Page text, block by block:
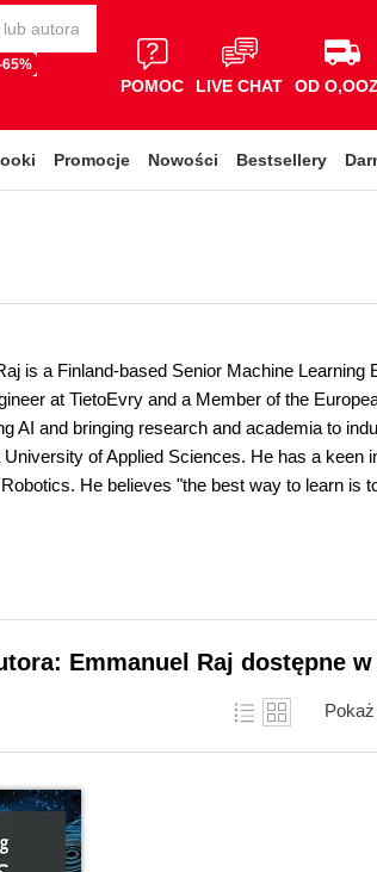
POMOC LIVE CHAT OD
Promocje Nowości Bestsellery
is a Finland-based Senior Machine
at TietoEvry and a Member of the
AI and bringing research and academia to
of Applied Sciences. He has a keen
He believes "the best way to learn is
Emmanuel Raj dostępne